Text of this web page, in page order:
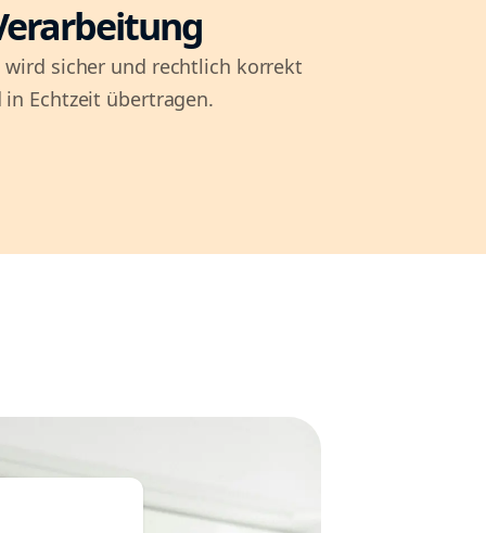
sicher und rechtlich korrekt
Echtzeit übertragen.